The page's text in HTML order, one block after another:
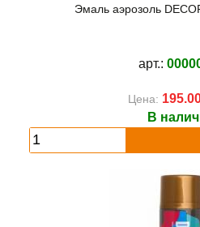
Эмаль аэрозоль
арт.:
Цена:
В